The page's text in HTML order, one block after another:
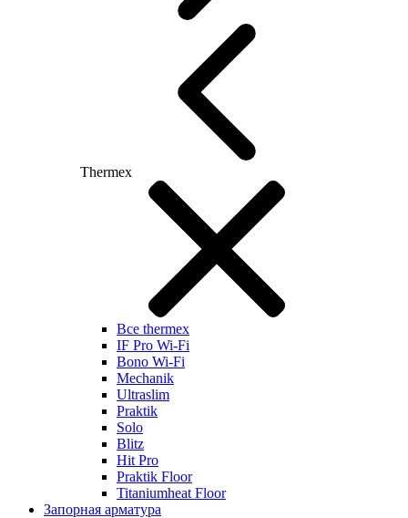
Thermex
Все thermex
IF Pro Wi-Fi
Bono Wi-Fi
Mechanik
Ultraslim
Praktik
Solo
Blitz
Hit Pro
Praktik Floor
Titaniumheat Floor
Запорная арматура